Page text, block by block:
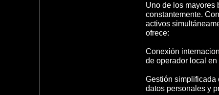
Uno de los mayores
constantemente.
activos
ofrece:
Conexión
de operador local en
Gestión simplificada
datos personales y